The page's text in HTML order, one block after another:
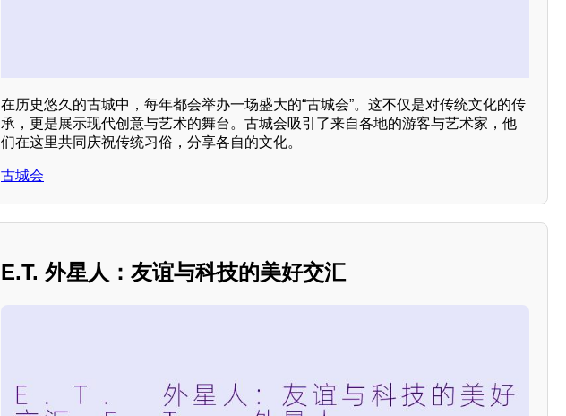
在历史悠久的古城中，每年都会举办一场盛大的“古城会”。这不仅是对传统文化的传
承，更是展示现代创意与艺术的舞台。古城会吸引了来自各地的游客与艺术家，他
们在这里共同庆祝传统习俗，分享各自的文化。
古城会
E.T. 外星人：友谊与科技的美好交汇